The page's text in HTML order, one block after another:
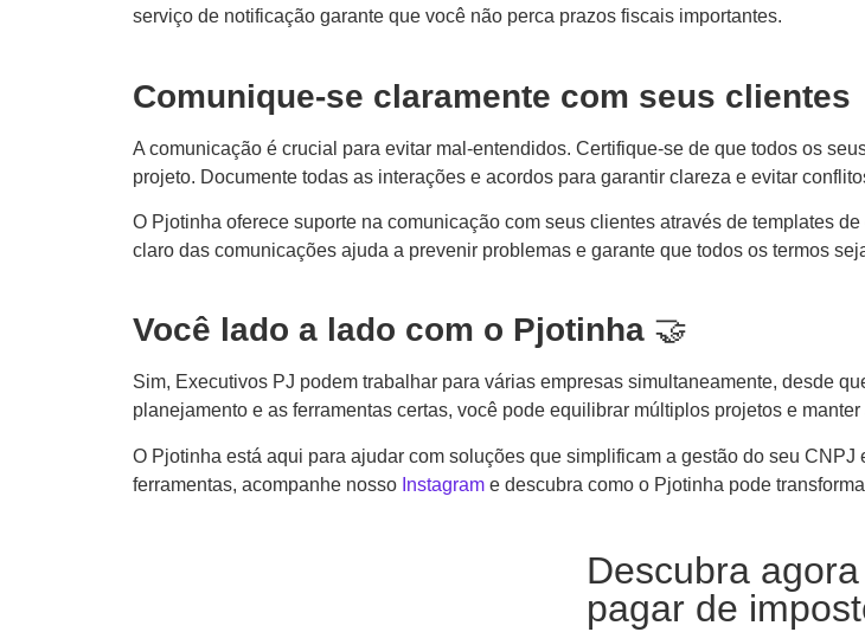
serviço de notificação garante que você não perca prazos fiscais importantes.
Comunique-se claramente com seus clientes
A comunicação é crucial para evitar mal-entendidos. Certifique-se de que todos os
projeto. Documente todas as interações e acordos para garantir clareza e evitar
O Pjotinha oferece suporte na comunicação com seus clientes através de templates
claro das comunicações ajuda a prevenir problemas e garante que todos os termos
Você lado a lado com o Pjotinha 🤝
Sim, Executivos PJ podem trabalhar para várias empresas simultaneamente, desde
planejamento e as ferramentas certas, você pode equilibrar múltiplos projetos e
O Pjotinha está aqui para ajudar com soluções que simplificam a gestão do seu
ferramentas, acompanhe nosso Instagram e descubra como o Pjotinha pode
Descubra
pagar de